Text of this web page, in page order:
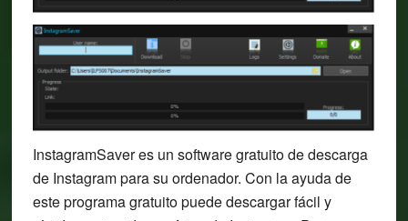
InstagramSaver es un software gratuito de descarga
de Instagram para su ordenador. Con la ayuda de
este programa gratuito puede descargar fácil y